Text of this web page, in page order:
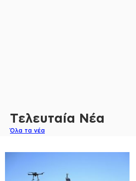
Τελευταία Νέα
Όλα τα νέα